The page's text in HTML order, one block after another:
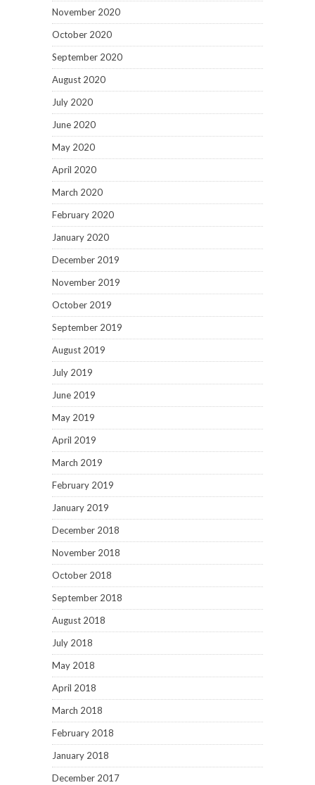
November 2020
October 2020
September 2020
August 2020
July 2020
June 2020
May 2020
April 2020
March 2020
February 2020
January 2020
December 2019
November 2019
October 2019
September 2019
August 2019
July 2019
June 2019
May 2019
April 2019
March 2019
February 2019
January 2019
December 2018
November 2018
October 2018
September 2018
August 2018
July 2018
May 2018
April 2018
March 2018
February 2018
January 2018
December 2017